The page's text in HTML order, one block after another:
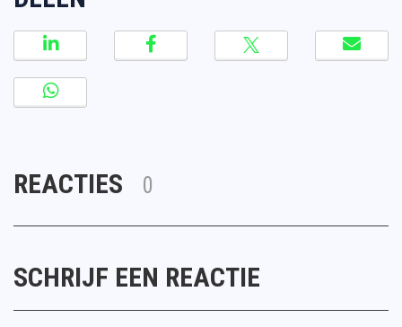
REACTIES 0
SCHRIJF EEN REACTIE